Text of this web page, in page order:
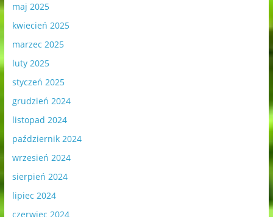
maj 2025
kwiecień 2025
marzec 2025
luty 2025
styczeń 2025
grudzień 2024
listopad 2024
październik 2024
wrzesień 2024
sierpień 2024
lipiec 2024
czerwiec 2024